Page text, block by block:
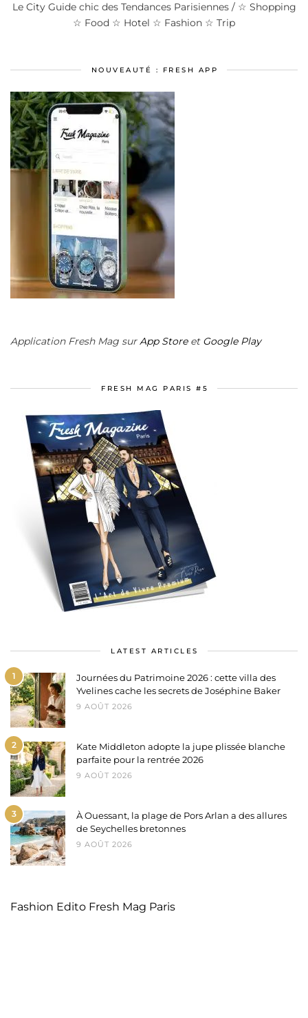
Le City Guide chic des Tendances Parisiennes / ☆ Shopping
☆ Food ☆ Hotel ☆ Fashion ☆ Trip
NOUVEAUTÉ : FRESH APP
Application Fresh Mag surApp Storeet Google Play
FRESH MAG PARIS #5
LATEST ARTICLES
1
Journées du Patrimoine 2026 : cette villa des
Yvelines cache les secrets de Joséphine Baker
9 AOÛT 2026
2
Kate Middleton adopte la jupe plissée blanche
parfaite pour la rentrée 2026
9 AOÛT 2026
3
À Ouessant, la plage de Pors Arlan a des allures
de Seychelles bretonnes
9 AOÛT 2026
Fashion Edito Fresh Mag Paris